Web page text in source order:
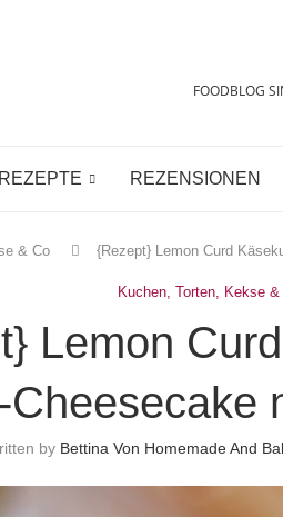
FOODBLOG
REZEPTE REZENSIONEN
& Co {Rezept} Lemon Curd
Kuchen, Torten, Kekse &
Lemon
Cheesecake
by Bettina Von Homemade And